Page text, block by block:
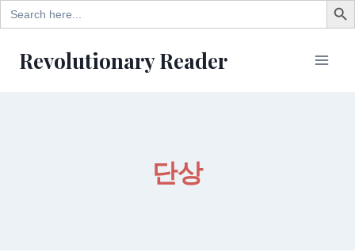
Search
for:
Revolutionary Reader
단상